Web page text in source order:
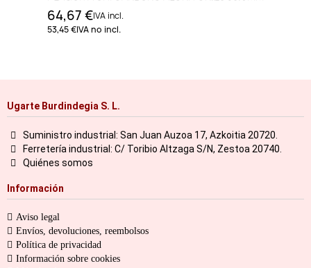
64,67 €IVA incl.
53,45 €IVA no incl.
Ugarte Burdindegia S. L.
Suministro industrial: San Juan Auzoa 17, Azkoitia 20720.
Ferretería industrial: C/ Toribio Altzaga S/N, Zestoa 20740.
Quiénes somos
Información
Aviso legal
Envíos, devoluciones, reembolsos
Política de privacidad
Información sobre cookies